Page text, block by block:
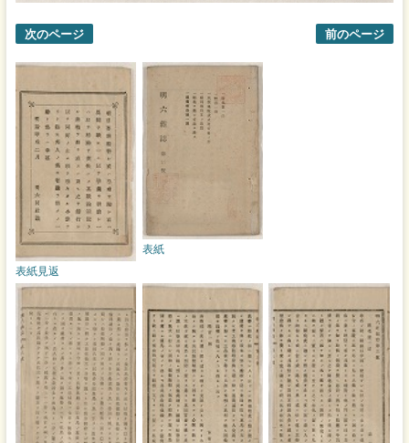
次のページ 前のページ
表紙
表紙見返